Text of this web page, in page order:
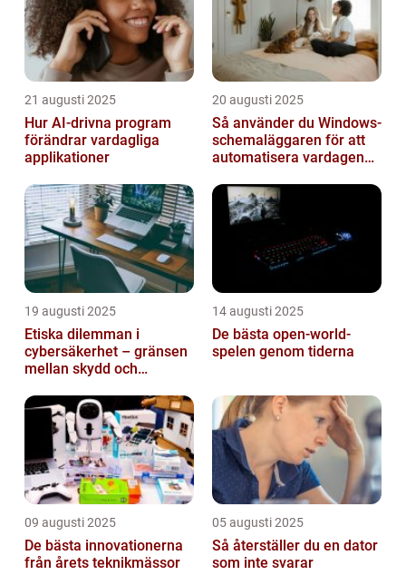
21 augusti 2025
Hur AI-drivna program
förändrar vardagliga
applikationer
20 augusti 2025
Så använder du Windows-
schemaläggaren för att
automatisera vardagen
19 augusti 2025
Etiska dilemman i
cybersäkerhet – gränsen
mellan skydd och
14 augusti 2025
De bästa open-world-
spelen genom tiderna
09 augusti 2025
De bästa innovationerna
från årets teknikmässor
05 augusti 2025
Så återställer du en dator
som inte svarar